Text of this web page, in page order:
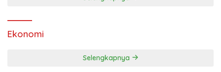
Ekonomi
Selengkapnya